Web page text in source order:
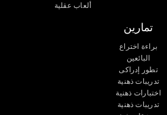
ألعاب عقلية
تمارين
براءة اختراع
البائعين
تطور إدراكى
تدريبات ذهنية
اختبارات ذهنية
تدريبات ذهنية